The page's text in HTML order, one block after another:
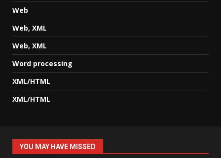
Web
Web, XML
Web, XML
Word processing
XML/HTML
XML/HTML
YOU MAY HAVE MISSED